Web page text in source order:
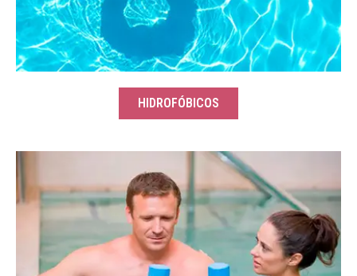
HIDROFÓBICOS